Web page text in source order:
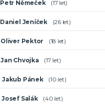
Petr Němeček (17 let)
Daniel Jeníček (26 let)
Oliver Pektor (18 let)
Jan Chvojka (17 let)
Jakub Pánek (10 let)
Josef Salák (40 let)